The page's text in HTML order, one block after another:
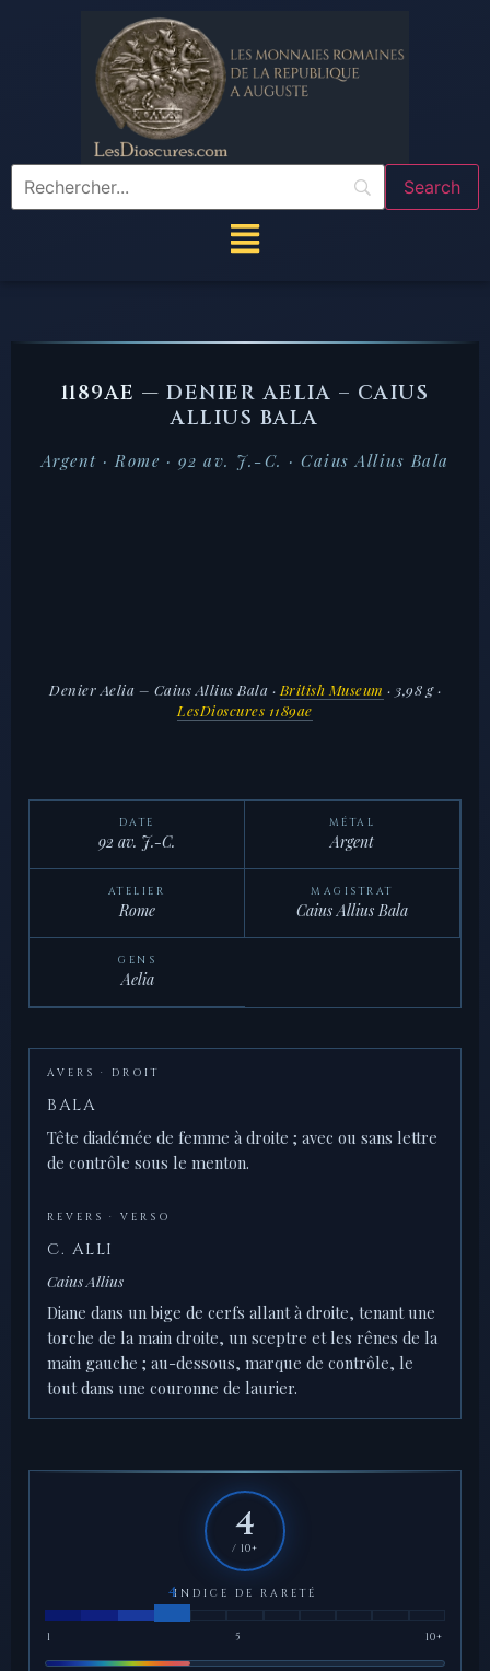
1189AE —DENIER AELIA – CAIUS
ALLIUS BALA
Argent · Rome · 92 av. J.-C. · Caius Allius Bala
Denier Aelia – Caius Allius Bala · British Museum · 3,98 g ·
LesDioscures 1189ae
DATE
92 av. J.-C.
MÉTAL
Argent
ATELIER
Rome
MAGISTRAT
Caius Allius Bala
GENS
Aelia
AVERS · DROIT
BALA
Tête diadémée de femme à droite ; avec ou sans lettre
de contrôle sous le menton.
REVERS · VERSO
C. ALLI
Caius Allius
Diane dans un bige de cerfs allant à droite, tenant une
torche de la main droite, un sceptre et les rênes de la
main gauche ; au-dessous, marque de contrôle, le
tout dans une couronne de laurier.
4
/ 10+
INDICE DE RARETÉ
1 5 10+